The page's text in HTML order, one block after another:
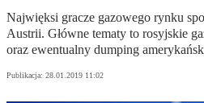
Najwięksi gracze gazowego rynku
Austrii. Główne tematy to rosyjskie
oraz ewentualny dumping
Publikacja: 28.01.2019 11:02